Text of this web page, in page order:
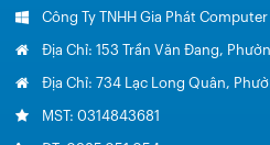
Công Ty TNHH Gia Phát Computer
Địa Chỉ: 153 Trần Văn Đang,
Địa Chỉ: 734 Lạc Long Quân,
MST: 0314843681